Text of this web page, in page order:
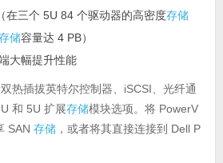
在三个 5U 84 个驱动器的高密度存储
储容量达 4 PB）
大幅提升性能
热插拔英特尔控制器、iSCSI、光纤通
和 5U 扩展存储模块选项。将 PowerV
SAN 存储，或者将其直接连接到 Dell P